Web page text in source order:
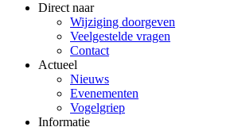
Direct naar
Wijziging doorgeven
Veelgestelde vragen
Contact
Actueel
Nieuws
Evenementen
Vogelgriep
Informatie